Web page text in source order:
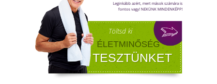
jelentkezik a tesztoszteronszint fokozatos
csökkenése, amit andropauzának vagy
férfiklimaxnak nevezünk. Honnan tudod,
elért téged is? Hogyan tudod megállítani?
Milyen lehetőségeket rejt? Olvass tovább!